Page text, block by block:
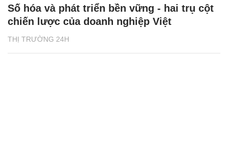
THỊ TRƯỜNG 24H
Số hóa và phát triển bền vững - hai trụ cột
chiến lược của doanh nghiệp Việt